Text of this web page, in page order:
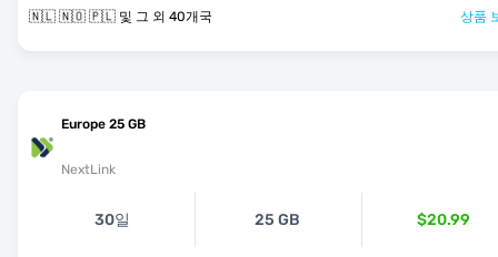
🇳🇱 🇳🇴 🇵🇱 및 그 외 40개국 상품
Europe 25 GB
NextLink
30일 25 GB $20.99